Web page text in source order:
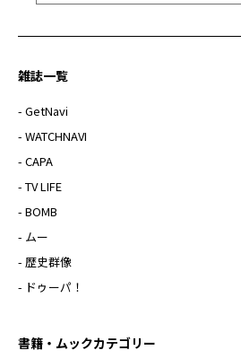
雑誌一覧
- GetNavi
- WATCHNAVI
- CAPA
- TV LIFE
- BOMB
- ムー
- 歴史群像
- ドゥーパ！
書籍・ムックカテゴリー